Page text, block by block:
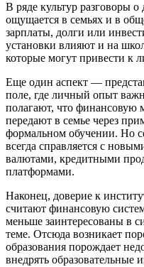
В ряде культур разговоры о
ощущается в семьях и в
зарплаты, долги или
установки влияют и на
которые могут привести к
Еще один аспект —
поле, где личный опыт
полагают, что финансовую
передают в семье через
формальном обучении. Но
всегда справляется с
валютами, кредитными
платформами.
Наконец, доверие к
считают финансовую
меньше заинтересованы в
теме. Отсюда возникает
образования порождает
внедрять образовательные